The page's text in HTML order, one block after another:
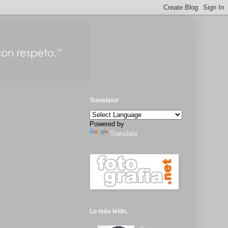
Translator
Powered by
Translate
Lo más leído.